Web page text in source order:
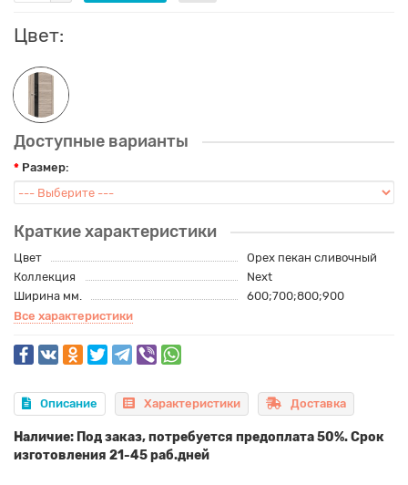
Цвет:
Доступные варианты
Размер:
Краткие характеристики
Цвет
Орех пекан сливочный
Коллекция
Next
Ширина мм.
600;700;800;900
Все характеристики
Описание Характеристики Доставка
Наличие: Под заказ, потребуется предоплата 50%. Срок
изготовления 21-45 раб.дней